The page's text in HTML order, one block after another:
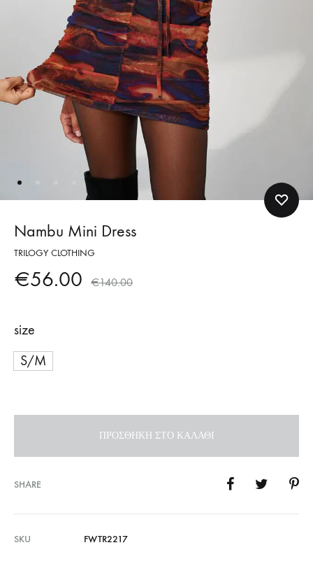
Nambu Mini Dress
TRILOGY CLOTHING
€56.00 €140.00
size
S/M
ΠΡΟΣΘΉΚΗ ΣΤΟ ΚΑΛΆΘΙ
SHARE
SKU FWTR2217